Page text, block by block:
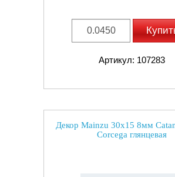
Артикул: 107283
Декор Mainzu 30x15 8мм
Corcega глянцевая